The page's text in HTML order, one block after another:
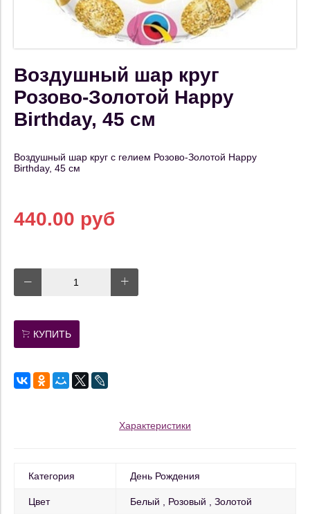
Воздушный шар круг
Розово-Золотой Happy
Birthday, 45 см
Воздушный шар круг с гелием Розово-Золотой Happy
Birthday, 45 см
440.00 руб
КУПИТЬ
Характеристики
Категория День Рождения
Цвет Белый Розовый Золотой